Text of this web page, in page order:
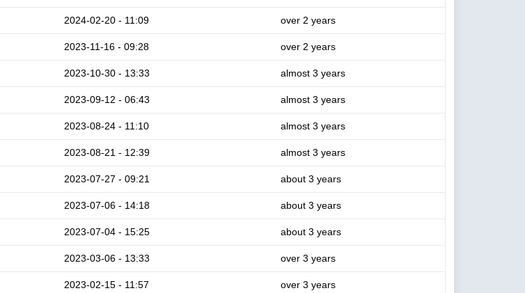
2024-02-20 - 11:09 over 2 years
2023-11-16 - 09:28 over 2 years
2023-10-30 - 13:33 almost 3 years
2023-09-12 - 06:43 almost 3 years
2023-08-24 - 11:10 almost 3 years
2023-08-21 - 12:39 almost 3 years
2023-07-27 - 09:21 about 3 years
2023-07-06 - 14:18 about 3 years
2023-07-04 - 15:25 about 3 years
2023-03-06 - 13:33 over 3 years
2023-02-15 - 11:57 over 3 years